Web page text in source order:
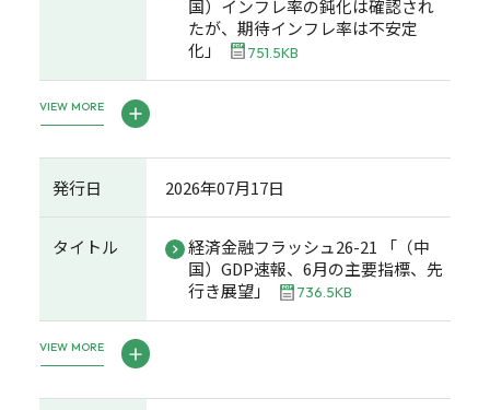
国）インフレ率の鈍化は確認され
たが、期待インフレ率は不安定
化」
751.5KB
VIEW MORE
発行日 2026年07月17日
タイトル
経済金融フラッシュ26-21 「（中
国）GDP速報、6月の主要指標、先
行き展望」
736.5KB
VIEW MORE